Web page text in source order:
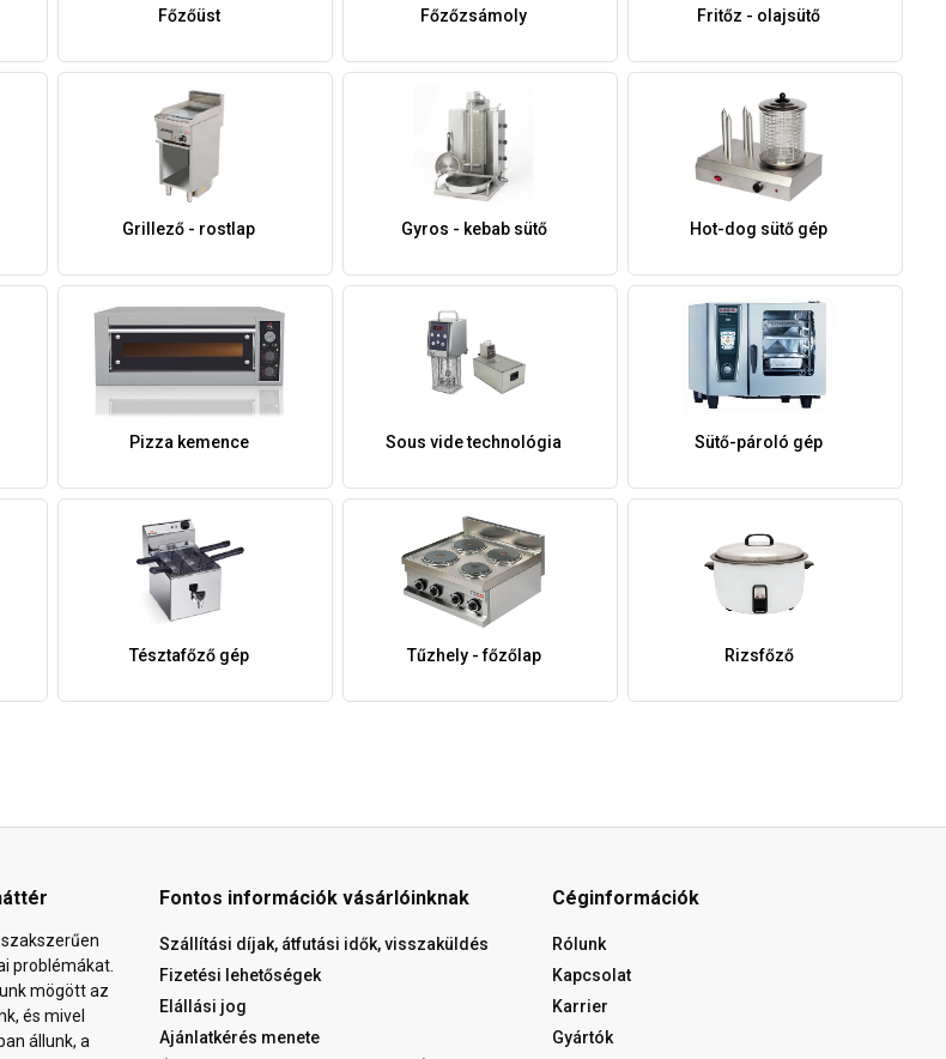
Főzőüst Főzőzsámoly Fritőz - olajsütő
Grillező - rostlap Gyros - kebab sütő Hot-dog sütő gép
Pizza kemence Sous vide technológia Sütő-pároló gép
Tésztafőző gép Tűzhely - főzőlap Rizsfőző
problémákat.
mögött az
és mivel
állunk, a
Fontos információk vásárlóinknak
Szállítási díjak, átfutási idők, visszaküldés
Fizetési lehetőségek
Elállási jog
Ajánlatkérés menete
Céginformációk
Rólunk
Kapcsolat
Karrier
Gyártók